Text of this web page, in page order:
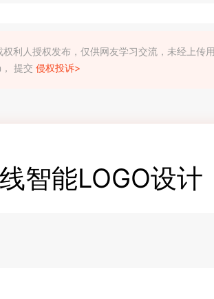
利人授权发布，仅供网友学习交流，未经上传
提交 侵权投诉>
智能LOGO设计